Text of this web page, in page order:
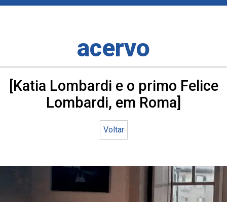
acervo
[Katia Lombardi e o primo Felice
Lombardi, em Roma]
Voltar